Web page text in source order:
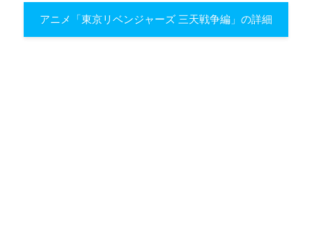
アニメ「東京リベンジャーズ 三天戦争編」の詳細